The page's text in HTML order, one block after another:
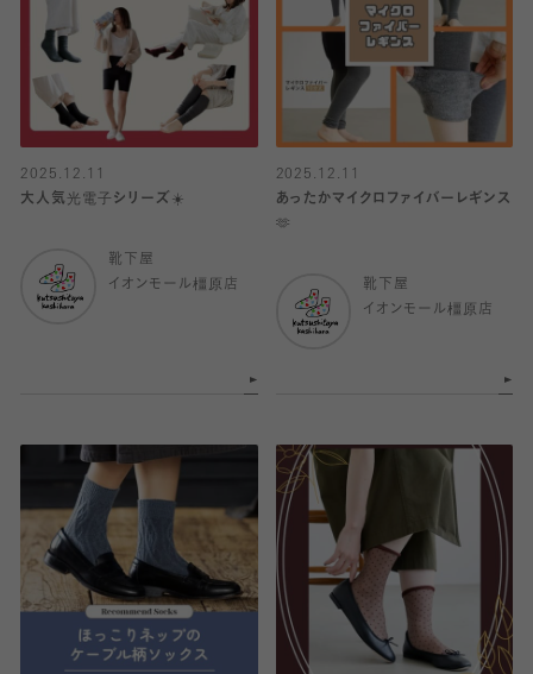
2025.12.11
大人気光電子シリーズ☀️
靴下屋
イオンモール橿原店
2025.12.11
あったかマイクロファイバーレギンス
🫶
靴下屋
イオンモール橿原店